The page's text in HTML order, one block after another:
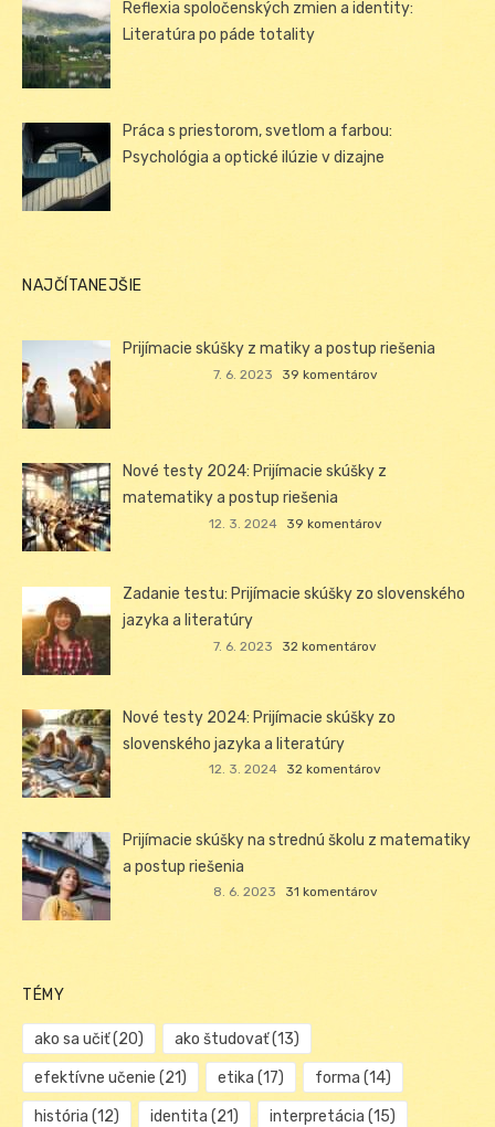
Reflexia spoločenských zmien a identity:
Literatúra po páde totality
Práca s priestorom, svetlom a farbou:
Psychológia a optické ilúzie v dizajne
NAJČÍTANEJŠIE
Prijímacie skúšky z matiky a postup riešenia
7. 6. 2023 39 komentárov
Nové testy 2024: Prijímacie skúšky z
matematiky a postup riešenia
12. 3. 2024 39 komentárov
Zadanie testu: Prijímacie skúšky zo slovenského
jazyka a literatúry
7. 6. 2023 32 komentárov
Nové testy 2024: Prijímacie skúšky zo
slovenského jazyka a literatúry
12. 3. 2024 32 komentárov
Prijímacie skúšky na strednú školu z matematiky
a postup riešenia
8. 6. 2023 31 komentárov
TÉMY
ako sa učiť(20) ako študovať(13)
efektívne učenie (21) etika (17) forma (14)
história (12) identita (21) interpretácia (15)